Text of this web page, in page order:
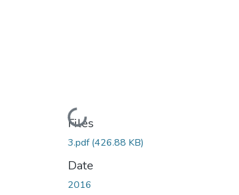
Loading...
Files
3.pdf(426.88 KB)
Date
2016